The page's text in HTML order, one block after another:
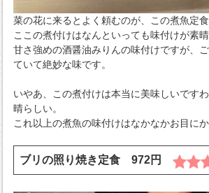
菜の花に来るとよく頼むのが、この煮魚定食
ここの煮付けはなんといっても味付けが素晴
甘さ強めの酒醤油みりんの味付けですが、
ていて絶妙な味です。
いやあ、この煮付けは本当に美味しいです
晴らしい。
これ以上の煮魚の味付けはなかなかお目に
ブリの照り焼き定食 972円